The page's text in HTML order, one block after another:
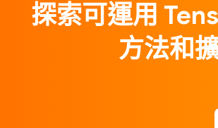
探索可運用
方法和